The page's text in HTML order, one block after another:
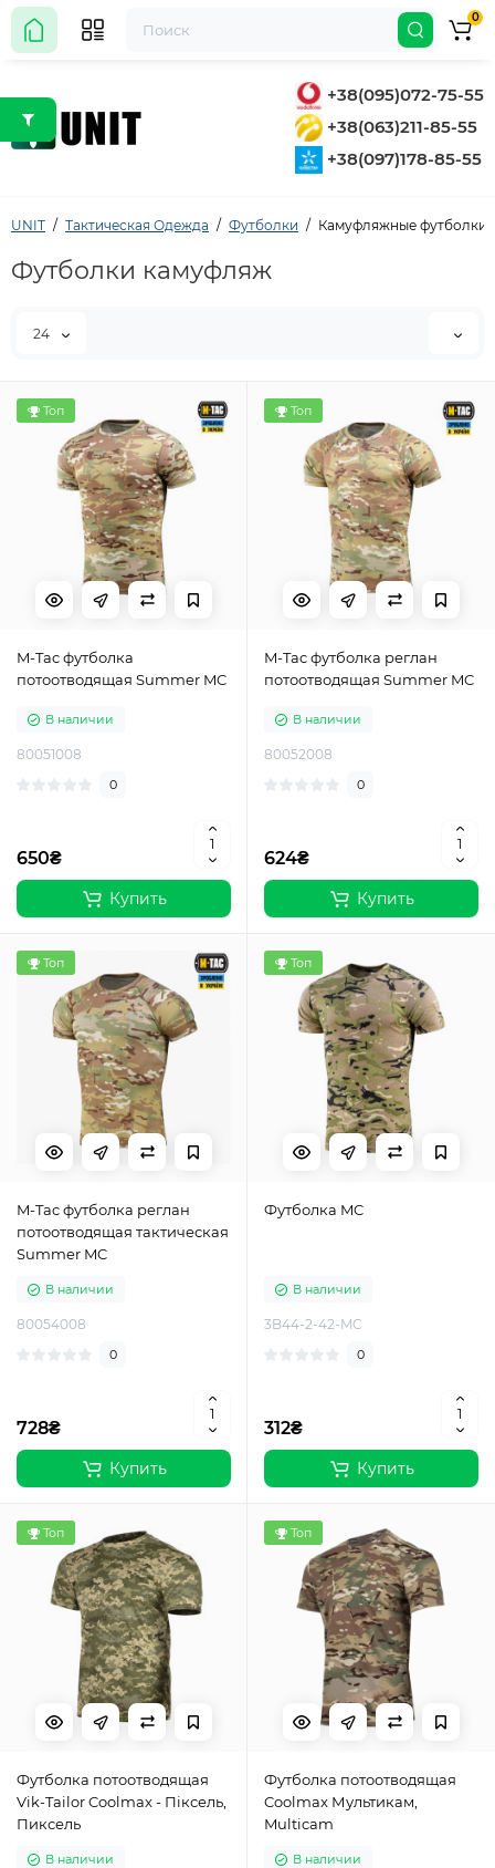
+38(095)072-75-55
+38(063)211-85-55
+38(097)178-85-55
0
UNIT Тактическая Одежда Футболки Камуфляжные футболки
Футболки камуфляж
24
Топ
M-Tac футболка
потоотводящая Summer MC
В наличии
80051008
0
650₴
Купить
Топ
M-Tac футболка реглан
потоотводящая Summer MC
В наличии
80052008
0
624₴
Купить
Топ
M-Tac футболка реглан
потоотводящая тактическая
Summer MC
В наличии
80054008
0
728₴
Купить
Топ
Футболка MC
В наличии
3B44-2-42-MC
0
312₴
Купить
Топ
Футболка потоотводящая
Vik-Tailor Coolmax - Піксель,
Пиксель
В наличии
Топ
Футболка потоотводящая
Coolmax Мультикам,
Multicam
В наличии